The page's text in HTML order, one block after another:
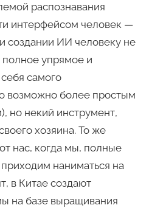
распознавания
интерфейсом человек —
создании ИИ человеку не
полное упрямое и
самого
возможно более простым
но некий инструмент,
хозяина. То же
нас, когда мы, полные
наниматься на
в Китае создают
на базе выращивания